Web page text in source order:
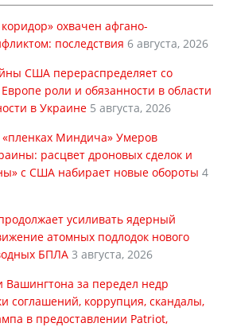
охвачен афгано-
последствия 6 августа, 2026
США перераспределяет со
роли и обязанности в области
в Украине 5 августа, 2026
Миндича» Умеров
расцвет дроновых сделок и
с США набирает новые обороты 4
усиливать ядерный
атомных подлодок нового
БПЛА 3 августа, 2026
Вашингтона за передел недр
соглашений, коррупция, скандалы,
в предоставлении Patriot,